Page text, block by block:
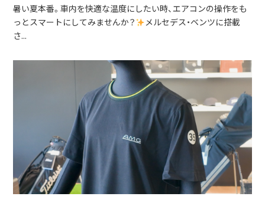
暑い夏本番。車内を快適な温度にしたい時、エアコンの操作をも
っとスマートにしてみませんか？
メルセデス・ベンツに搭載
さ...